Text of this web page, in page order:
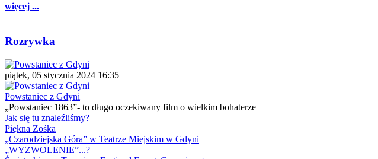
więcej ...
Rozrywka
piątek, 05 stycznia 2024 16:35
Powstaniec z Gdyni
„Powstaniec 1863”- to długo oczekiwany film o wielkim bohaterze
Jak się tu znaleźliśmy?
Piękna Zośka
„Czarodziejska Góra” w Teatrze Miejskim w Gdyni
„WYZWOLENIE”...?